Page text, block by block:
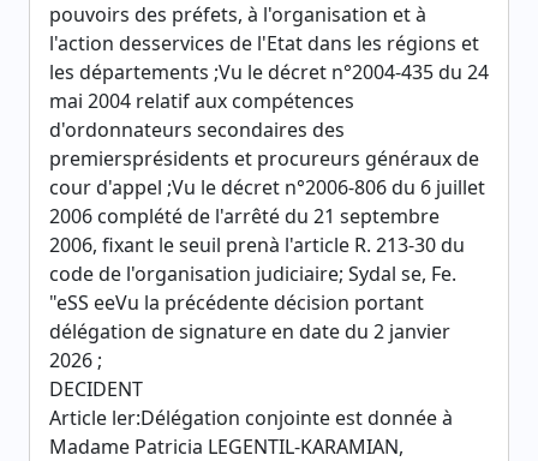
pouvoirs des préfets, à l'organisation et à
l'action desservices de l'Etat dans les régions et
les départements ;Vu le décret n°2004-435 du 24
mai 2004 relatif aux compétences
d'ordonnateurs secondaires des
premiersprésidents et procureurs généraux de
cour d'appel ;Vu le décret n°2006-806 du 6 juillet
2006 complété de l'arrêté du 21 septembre
2006, fixant le seuil prenà l'article R. 213-30 du
code de l'organisation judiciaire; Sydal se, Fe.
"eSS eeVu la précédente décision portant
délégation de signature en date du 2 janvier
2026 ;
DECIDENT
Article ler:Délégation conjointe est donnée à
Madame Patricia LEGENTIL-KARAMIAN,